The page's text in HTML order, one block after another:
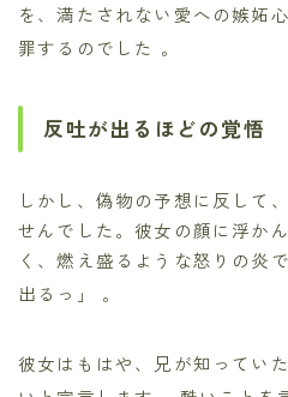
を、満たされない愛への嫉妬
罪するのでした 。
反吐が出るほどの覚悟
しかし、偽物の予想に反して
せんでした。彼女の顔に浮か
く、燃え盛るような怒りの炎
出るっ」 。
彼女はもはや、兄が知ってい